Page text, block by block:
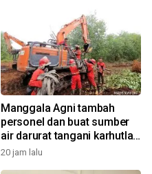
Manggala Agni tambah
personel dan buat sumber
air darurat tangani karhutla
di OKI
20 jam lalu